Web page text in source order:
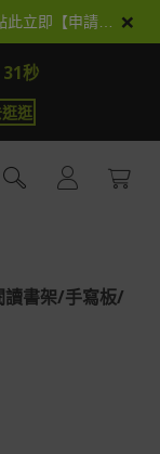
×
秒
【加抽】全館
讀書架/手寫板/